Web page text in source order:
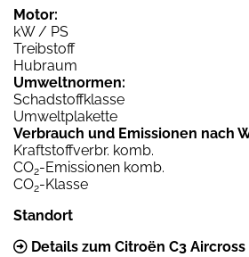
Motor:
kW / PS
Treibstoff
Hubraum
Umweltnormen:
Schadstoffklasse
Umweltplakette
Verbrauch und Emissionen nach
Kraftstoffverbr. komb.
CO2-Emissionen komb.
CO2-Klasse
Standort
Details zum Citroën C3